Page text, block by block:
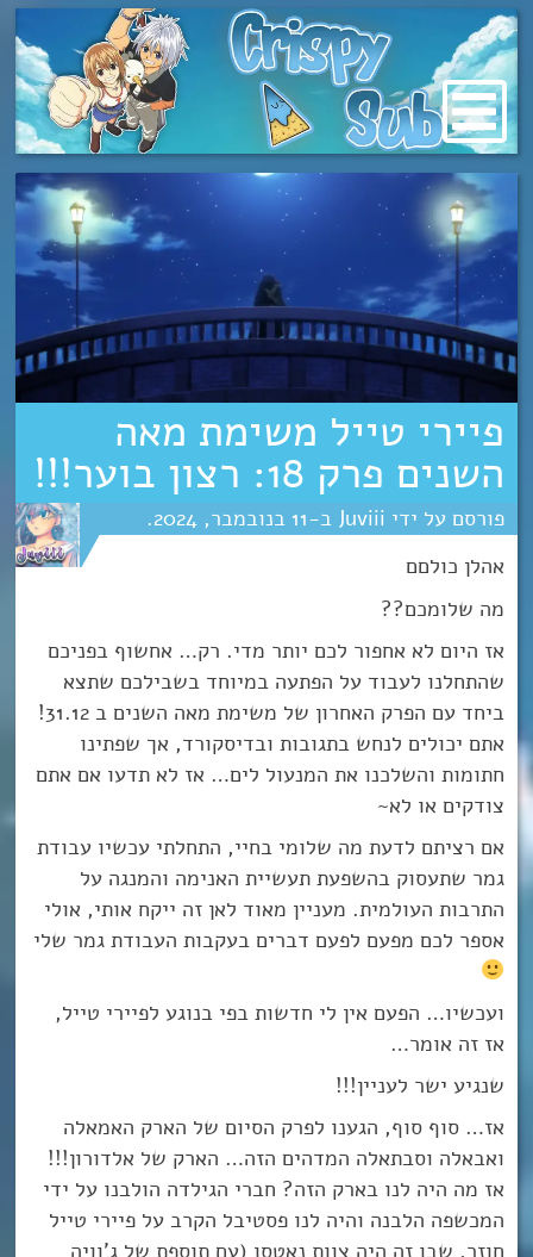
מעבר
לתוכן
פיירי טייל משימת מאה
השנים פרק 18: רצון בוער!!!
Juviii
11 נובמבר 2024
אהלן כולםם
מה שלומכם??
אז היום לא אחפור לכם יותר מדי. רק… אחשוף בפניכם
שהתחלנו לעבוד על הפתעה במיוחד בשבילכם שתצא
ביחד עם הפרק האחרון של משימת מאה השנים ב 31.12!
אתם יכולים לנחש בתגובות ובדיסקורד, אך שפתינו
חתומות והשלכנו את המנעול לים… אז לא תדעו אם אתם
צודקים או לא~
אם רציתם לדעת מה שלומי בחיי, התחלתי עכשיו עבודת
גמר שתעסוק בהשפעת תעשיית האנימה והמנגה על
התרבות העולמית. מעניין מאוד לאן זה ייקח אותי, אולי
אספר לכם מפעם לפעם דברים בעקבות העבודת גמר שלי
ועכשיו… הפעם אין לי חדשות בפי בנוגע לפיירי טייל,
אז זה אומר…
שנגיע ישר לעניין!!!
אז… סוף סוף, הגענו לפרק הסיום של הארק האמאלה
ואבאלה וסבתאלה המדהים הזה… הארק של אלדורון!!!
אז מה היה לנו בארק הזה? חברי הגילדה הולבנו על ידי
המכשפה הלבנה והיה לנו פסטיבל הקרב על פיירי טייל
חוזר, שבו זה היה צוות נאטסו (עם תוספת של ג’וויה